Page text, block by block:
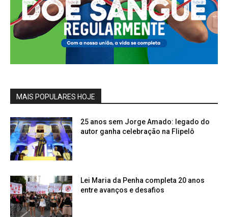
MAIS POPULARES HOJE
25 anos sem Jorge Amado: legado do
autor ganha celebração na Flipelô
Lei Maria da Penha completa 20 anos
entre avanços e desafios